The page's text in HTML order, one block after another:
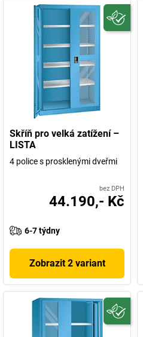
Skříň pro velká zatížení –
LISTA
4 police s prosklenými dveřmi
bez DPH
44.190,- Kč
6-7 týdny
Zobrazit 2 variant